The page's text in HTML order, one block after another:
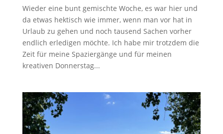
Wieder eine bunt gemischte Woche, es war hier und
da etwas hektisch wie immer, wenn man vor hat in
Urlaub zu gehen und noch tausend Sachen vorher
endlich erledigen möchte. Ich habe mir trotzdem die
Zeit für meine Spaziergänge und für meinen
kreativen Donnerstag...